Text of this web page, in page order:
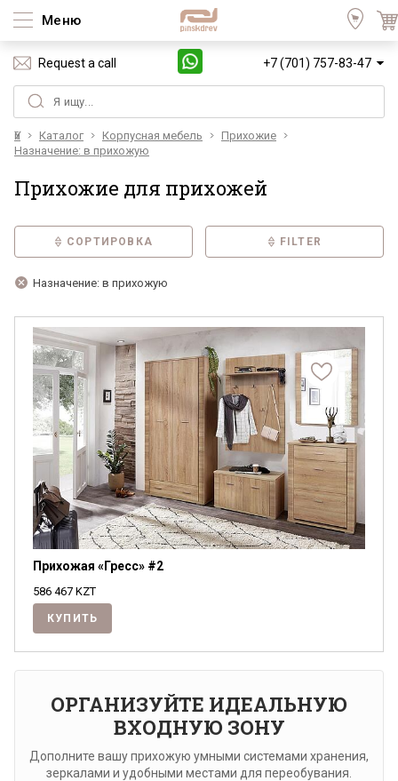
Меню
Request a call +7 (701) 757-83-47
Үй Каталог Корпусная мебель
Прихожие
Назначение: в прихожую
Прихожие для прихожей
СОРТИРОВКА FILTER
Назначение: в прихожую
Прихожая «Гресс» #2
586 467 KZT
КУПИТЬ
ОРГАНИЗУЙТЕ ИДЕАЛЬНУЮ
ВХОДНУЮ ЗОНУ
Дополните вашу прихожую умными системами хранения,
зеркалами и удобными местами для переобувания.